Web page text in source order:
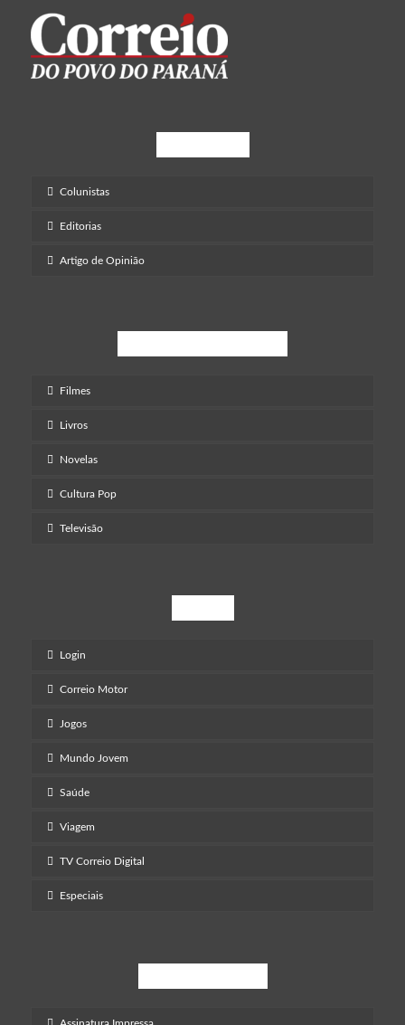
Colunistas
Editorias
Artigo de Opinião
Filmes
Livros
Novelas
Cultura Pop
Televisão
Login
Correio Motor
Jogos
Mundo Jovem
Saúde
Viagem
TV Correio Digital
Especiais